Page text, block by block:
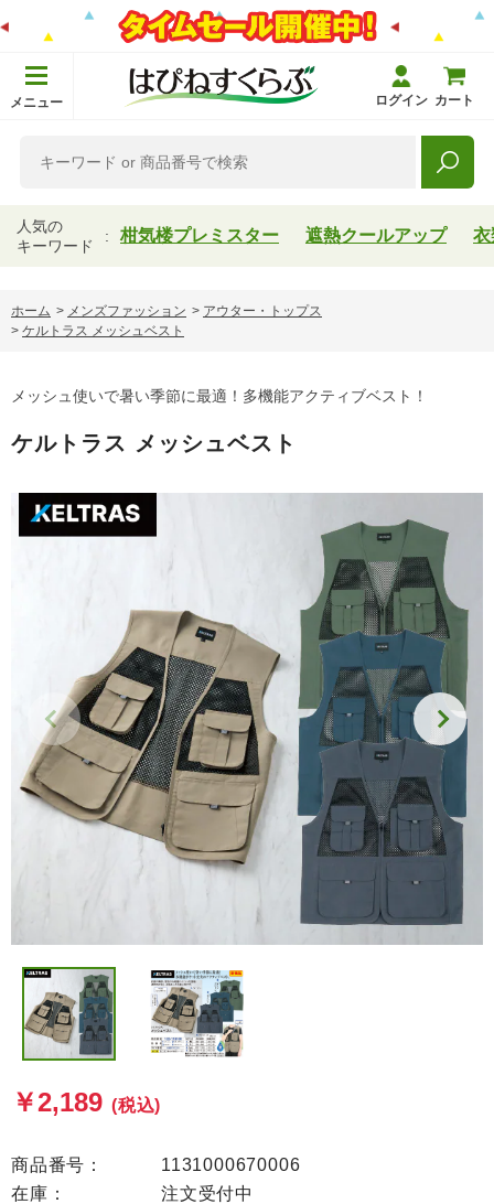
メニュー ログイン カート
人気の
キーワード
柑気楼プレミスター 遮熱クールアップ 衣
ホーム > メンズファッション > アウター・トップス
> ケルトラス メッシュベスト
メッシュ使いで暑い季節に最適！多機能アクティブベスト！
ケルトラス メッシュベスト
￥2,189 (税込)
商品番号：
1131000670006
在庫：
注文受付中